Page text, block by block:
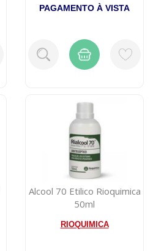
PAGAMENTO À VISTA
Alcool 70 Etilico Rioquimica
50ml
RIOQUIMICA